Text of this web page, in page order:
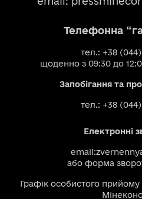
Телефонна
тел.: +38
щоденно з 09:30 до
Запобігання та
тел.: +38
Електронні
email:
або форма
Графік особистого